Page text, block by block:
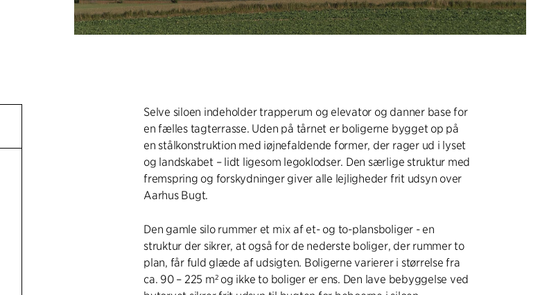
Selve siloen indeholder trapperum og elevator og danner base for
en fælles tagterrasse. Uden på tårnet er boligerne bygget op på
en stålkonstruktion med iøjnefaldende former, der rager ud i lyset
og landskabet – lidt ligesom legoklodser. Den særlige struktur med
fremspring og forskydninger giver alle lejligheder frit udsyn over
Aarhus Bugt.
Den gamle silo rummer et mix af et- og to-plansboliger - en
struktur der sikrer, at også for de nederste boliger, der rummer to
plan, får fuld glæde af udsigten. Boligerne varierer i størrelse fra
ca. 90 – 225 m² og ikke to boliger er ens. Den lave bebyggelse ved